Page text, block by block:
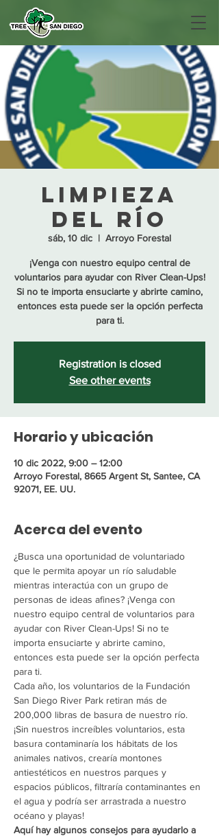
limpieza
del río
sáb, 10 dic
  |
Arroyo Forestal
¡Venga con nuestro equipo central de
voluntarios para ayudar con River Clean-Ups!
Si no te importa ensuciarte y abrirte camino,
entonces esta puede ser la opción perfecta
para ti.
Registration is closed
See other events
Horario y ubicación
10 dic 2022, 9:00 – 12:00
Arroyo Forestal, 8665 Argent St, Santee, CA
92071, EE. UU.
Acerca del evento
¿Busca una oportunidad de voluntariado
que le permita apoyar un río saludable
mientras interactúa con un grupo de
personas de ideas afines? ¡Venga con
nuestro equipo central de voluntarios para
ayudar con River Clean-Ups! Si no te
importa ensuciarte y abrirte camino,
entonces esta puede ser la opción perfecta
para ti.
Cada año, los voluntarios de la Fundación
San Diego River Park retiran más de
200,000 libras de basura de nuestro río.
¡Sin nuestros increíbles voluntarios, esta
basura contaminaría los hábitats de los
animales nativos, crearía montones
antiestéticos en nuestros parques y
espacios públicos, filtraría contaminantes en
el agua y podría ser arrastrada a nuestro
océano y playas!
Aquí hay algunos consejos para ayudarlo a